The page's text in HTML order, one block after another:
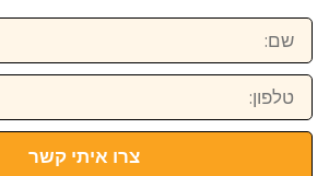
שם:
טלפון:
צרו איתי קשר